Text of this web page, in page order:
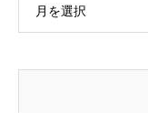
月を選択